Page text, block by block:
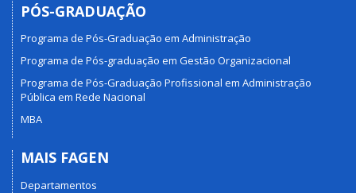
PÓS-GRADUAÇÃO
Programa de Pós-Graduação em Administração
Programa de Pós-graduação em Gestão Organizacional
Programa de Pós-Graduação Profissional em Administração
Pública em Rede Nacional
MBA
MAIS FAGEN
Departamentos